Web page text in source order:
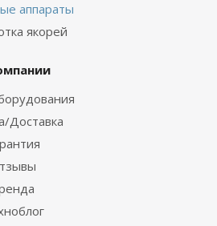
аппараты
якорей
Доставка